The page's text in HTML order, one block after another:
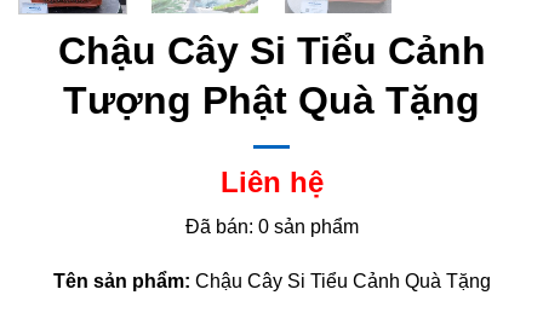
Chậu Cây Si Tiểu Cảnh
Tượng Phật Quà Tặng
Liên hệ
Đã bán: 0 sản phẩm
Tên sản phẩm: Chậu Cây Si Tiểu Cảnh Quà Tặng